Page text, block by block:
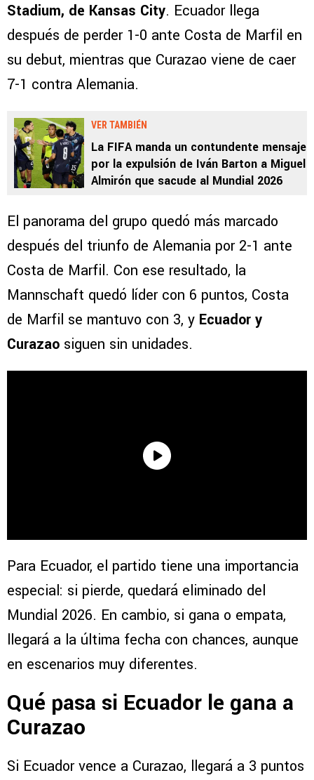
Stadium, de Kansas City. Ecuador llega
después de perder 1-0 ante Costa de Marfil en
su debut, mientras que Curazao viene de caer
7-1 contra Alemania.
VER TAMBIÉN
La FIFA manda un contundente mensaje
por la expulsión de Iván Barton a Miguel
Almirón que sacude al Mundial 2026
El panorama del grupo quedó más marcado
después del triunfo de Alemania por 2-1 ante
Costa de Marfil. Con ese resultado, la
Mannschaft quedó líder con 6 puntos, Costa
de Marfil se mantuvo con 3, y Ecuador y
Curazao siguen sin unidades.
Para Ecuador, el partido tiene una importancia
especial: si pierde, quedará eliminado del
Mundial 2026. En cambio, si gana o empata,
llegará a la última fecha con chances, aunque
en escenarios muy diferentes.
Qué pasa si Ecuador le gana a
Curazao
Si Ecuador vence a Curazao, llegará a 3 puntos